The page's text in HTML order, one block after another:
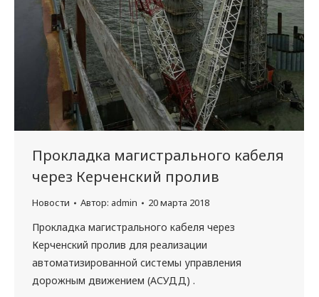
Прокладка магистрального кабеля
через Керченский пролив
Новости Автор: admin 20 марта 2018
Прокладка магистрального кабеля через
Керченский пролив для реализации
автоматизированной системы управления
дорожным движением (АСУДД) .